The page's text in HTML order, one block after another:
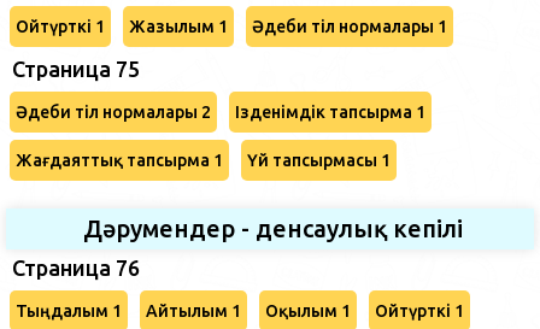
Ойтүрткі 1 Жазылым 1 Әдеби тіл нормалары 1
Страница 75
Әдеби тіл нормалары 2 Ізденімдік тапсырма 1
Жағдаяттық тапсырма 1 Үй тапсырмасы 1
Дәрумендер - денсаулық кепілі
Страница 76
Тыңдалым 1 Айтылым 1 Оқылым 1 Ойтүрткі 1